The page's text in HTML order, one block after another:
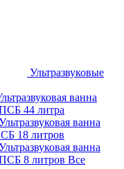
Ультразвуковые
ванна
ПСБ 44 литра
ванна
18 литров
ванна
ПСБ 8 литров Все